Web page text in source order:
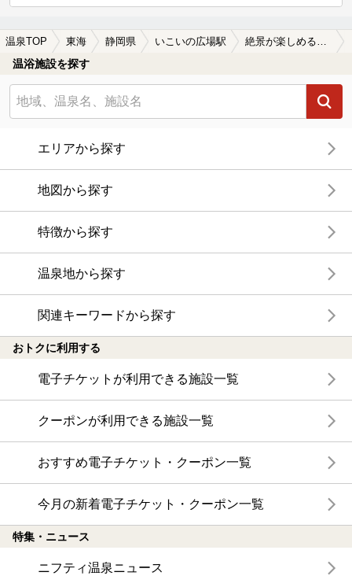
温泉TOP 東海 静岡県 いこいの広場駅 絶景が楽しめるいこいの広場駅近くの温泉、日帰り温泉、スーパー銭湯おすすめ
温浴施設を探す
エリアから探す
地図から探す
特徴から探す
温泉地から探す
関連キーワードから探す
おトクに利用する
電子チケットが利用できる施設一覧
クーポンが利用できる施設一覧
おすすめ電子チケット・クーポン一覧
今月の新着電子チケット・クーポン一覧
特集・ニュース
ニフティ温泉ニュース